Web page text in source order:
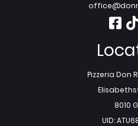
Pizzeria Don
8010
UID: